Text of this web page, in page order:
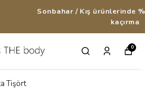
%35'e varan indirimi
0
Tişört